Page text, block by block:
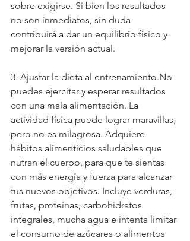
sobre exigirse. Si bien los resultados
no son inmediatos, sin duda
contribuirá a dar un equilibrio físico y
mejorar la versión actual.
3. Ajustar la dieta al entrenamiento.No
puedes ejercitar y esperar resultados
con una mala alimentación. La
actividad física puede lograr maravillas,
pero no es milagrosa. Adquiere
hábitos alimenticios saludables que
nutran el cuerpo, para que te sientas
con más energía y fuerza para alcanzar
tus nuevos objetivos. Incluye verduras,
frutas, proteínas, carbohidratos
integrales, mucha agua e intenta limitar
el consumo de azúcares o alimentos